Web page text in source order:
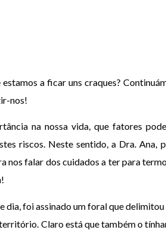
a ficar uns craques?
nos!
na nossa vida, que fatores
riscos. Neste sentido, a Dra.
nos falar dos cuidados a ter para
foi assinado um foral que
Claro está que também o